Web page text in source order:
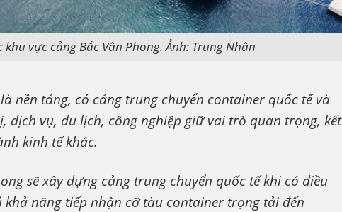
khu vực cảng Bắc Vân Phong. Ảnh: Trung Nhân
nền tảng, có cảng trung chuyển container quốc tế và
dịch vụ, du lịch, công nghiệp giữ vai trò quan trọng, kết
kinh tế khác.
sẽ xây dựng cảng trung chuyển quốc tế khi có điều
khả năng tiếp nhận cỡ tàu container trọng tải đến